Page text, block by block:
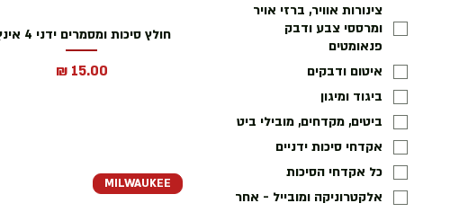
צינורות אוויר, ברזי אויר
ומרססי צבע ודבק
פנאומטים
איטום ודבקים
ביגוד ומיגון
ביטים, מקדחים, מובילי ביט
אקדחי סיכות ידניים
כל אקדחי הסיכות
אלקטרוניקה ומובייל - אחר
חולץ סיכות ומסמרים ידני 4 אינץ׳
מחיר
MILWAUKEE